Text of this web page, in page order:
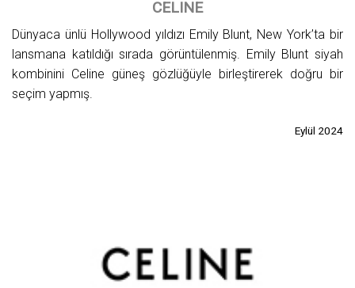
CELINE
Dünyaca ünlü Hollywood yıldızı Emily Blunt, New York’ta bir
lansmana katıldığı sırada görüntülenmiş. Emily Blunt siyah
kombinini Celine güneş gözlüğüyle birleştirerek doğru bir
seçim yapmış.
Eylül 2024